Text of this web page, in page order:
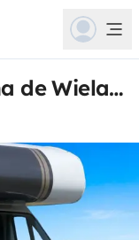
Autocaravana capuchina de Wieland